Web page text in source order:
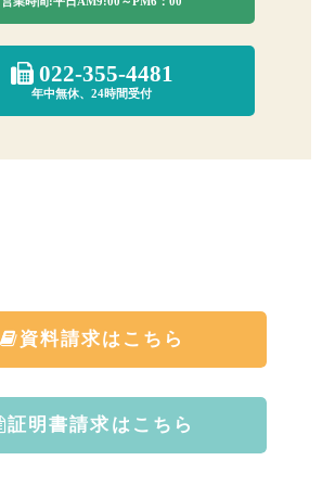
022-355-4481
年中無休、24時間受付
資料請求はこちら
証明書請求はこちら